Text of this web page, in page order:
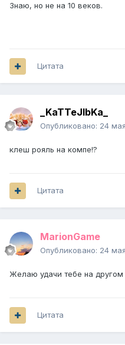
Знаю, но не на 10 веков.
Цитата
_KaTTeJlbKa_
Опубликовано: 24
клеш рояль на компе!?
Цитата
MarionGame
Опубликовано: 24
Желаю удачи тебе на другом
Цитата